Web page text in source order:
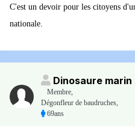
C'est un devoir pour les citoyens
nationale.
Dinosaure marin
Membre,
Dégonfleur de baudruches,
69ans